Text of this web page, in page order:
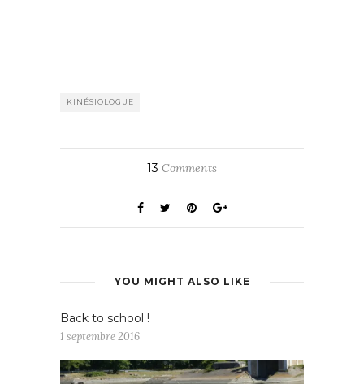
KINÉSIOLOGUE
13 Comments
YOU MIGHT ALSO LIKE
Back to school !
1 septembre 2016